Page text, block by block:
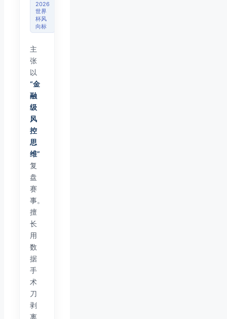
2026
世界
杯风
向标
主
张
以
“金
融
级
风
控
思
维”
复
盘
赛
事。
擅
长
用
数
据
手
术
刀
剥
离